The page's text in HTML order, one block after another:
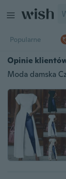
Popularne
Opinie